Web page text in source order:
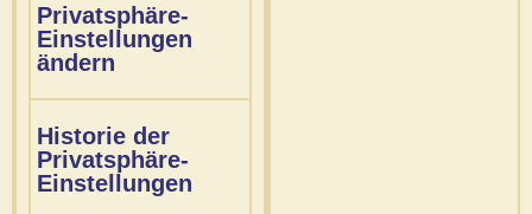
Privatsphäre-
Einstellungen
ändern
Historie der
Privatsphäre-
Einstellungen